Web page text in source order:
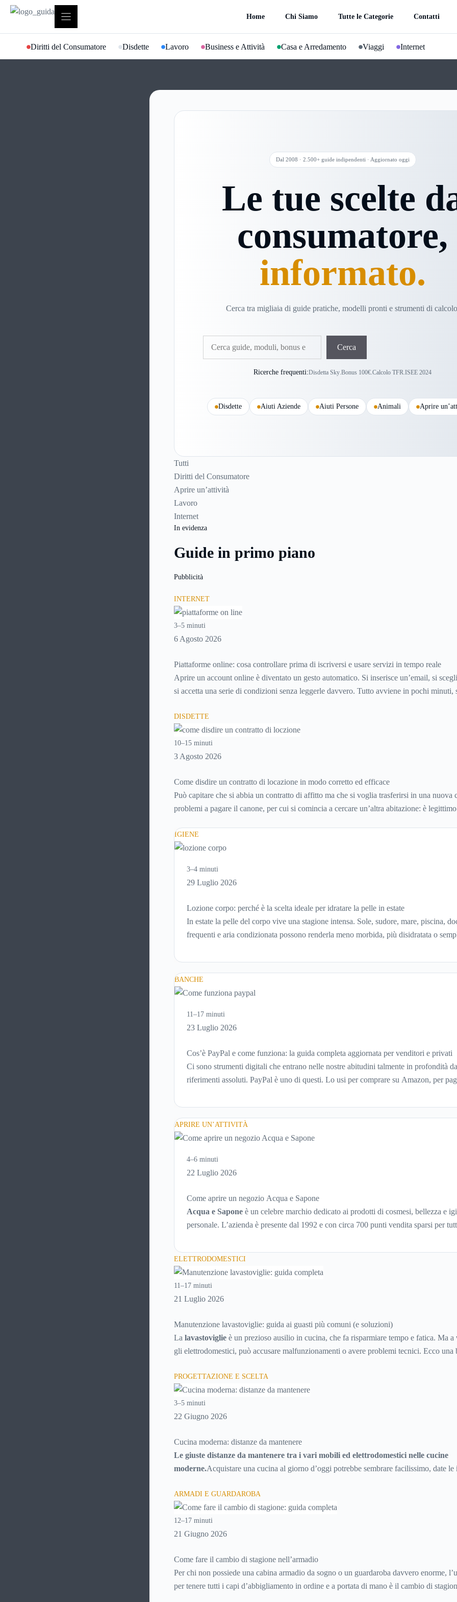
contenuto
Home Chi Siamo Tutte le Categorie Contatti
Diritti del Consumatore Disdette Lavoro Business e Attività Casa e Arredamento Viaggi Internet
Dal 2008 · 2.500+ guide indipendenti · Aggiornato oggi
Le tue scelte
consumatore,
informato.
Cerca tra migliaia di guide pratiche, modelli pronti e strumenti di
Cerca
Ricerche frequenti:Disdetta Sky.Bonus 100€.Calcolo TFR.ISEE 2024
Disdette Aiuti Aziende Aiuti Persone Animali Aprire
Tutti
Diritti del Consumatore
Aprire un’attività
Lavoro
Internet
In evidenza
Guide in primo piano
Pubblicità
INTERNET
3–5 minuti
6 Agosto 2026
Piattaforme online: cosa controllare prima di iscriversi e usare servizi in tempo reale
Aprire un account online è diventato un gesto automatico. Si inserisce un’email, si
si accetta una serie di condizioni senza leggerle davvero. Tutto avviene in pochi minuti,
DISDETTE
10–15 minuti
3 Agosto 2026
Come disdire un contratto di locazione in modo corretto ed efficace
Può capitare che si abbia un contratto di affitto ma che si voglia trasferirsi in una nuova
problemi a pagare il canone, per cui si comincia a cercare un’altra abitazione: è
disdetta per un contratto di affitto.
IGIENE
3–4 minuti
29 Luglio 2026
Lozione corpo: perché è la scelta ideale per idratare la pelle in estate
In estate la pelle del corpo vive una stagione intensa. Sole, sudore, mare, piscina,
frequenti e aria condizionata possono renderla meno morbida, più disidratata o
idratanti perché temono texture pesanti, appiccicose o difficili da assorbire.
BANCHE
11–17 minuti
23 Luglio 2026
Cos’è PayPal e come funziona: la guida completa aggiornata per venditori e privati
Ci sono strumenti digitali che entrano nelle nostre abitudini talmente in profondità
riferimenti assoluti. PayPal è uno di questi. Lo usi per comprare su Amazon, per
schermata (e soprattutto quanto ti costa davvero) probabilmente non hai una
come funziona PayPal.
APRIRE UN’ATTIVITÀ
4–6 minuti
22 Luglio 2026
Come aprire un negozio Acqua e Sapone
Acqua e Saponeè un celebre marchio dedicato ai prodotti di cosmesi, bellezza e
personale. L’azienda è presente dal 1992 e con circa 700 punti vendita sparsi per
ELETTRODOMESTICI
11–17 minuti
21 Luglio 2026
Manutenzione lavastoviglie: guida ai guasti più comuni (e soluzioni)
La lavastoviglieè un prezioso ausilio in cucina, che fa risparmiare tempo e fatica. Ma a
gli elettrodomestici, può accusare malfunzionamenti o avere problemi tecnici. Ecco una
tecnico e risparmiando quindi soldi.
PROGETTAZIONE E SCELTA
3–5 minuti
22 Giugno 2026
Cucina moderna: distanze da mantenere
Le giuste distanze da mantenere tra i vari mobili ed elettrodomestici nelle cucine
moderne.Acquistare una cucina al giorno d’oggi potrebbe sembrare facilissimo, date
possibilità fra cui scegliere, che trasformano l’acquisto della cucina in una vera e propria
ci si deve districare fra migliaia di particolari e di elementi.Senza un po’ di conoscenza
si sta per acquistare, è possibile affidarsi ai rivenditori, che però non conoscono a fondo
esigenze e potrebbero non soddisfarle appieno, soprattutto per quanto riguarda l’aspetto
ARMADI E GUARDAROBA
12–17 minuti
21 Giugno 2026
Come fare il cambio di stagione nell’armadio
Per chi non possiede una cabina armadio da sogno o un guardaroba davvero enorme,
per tenere tutti i capi d’abbigliamento in ordine e a portata di mano è il cambio di